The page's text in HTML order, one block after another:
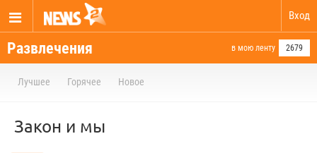
Вход
Развлечения в мою ленту 2679
Лучшее Горячее Новое
Закон и мы